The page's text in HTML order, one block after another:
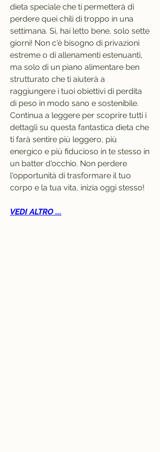
dieta speciale che ti permetterà di
perdere quei chili di troppo in una
settimana. Sì, hai letto bene, solo sette
giorni! Non c'è bisogno di privazioni
estreme o di allenamenti estenuanti,
ma solo di un piano alimentare ben
strutturato che ti aiuterà a
raggiungere i tuoi obiettivi di perdita
di peso in modo sano e sostenibile.
Continua a leggere per scoprire tutti i
dettagli su questa fantastica dieta che
ti farà sentire più leggero, più
energico e più fiducioso in te stesso in
un batter d'occhio. Non perdere
l'opportunità di trasformare il tuo
corpo e la tua vita, inizia oggi stesso!
VEDI ALTRO ...